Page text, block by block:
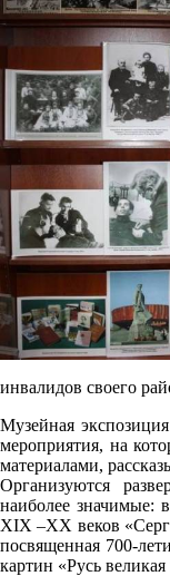
инвалидов своего
Музейная
мероприятия, на
материалами,
Организуются
наиболее значимые:
XIX –XX веков
посвященная 700-
картин «Русь